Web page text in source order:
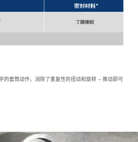
的套筒动作，消除了重复性的扭动和旋转 -- 推动即可